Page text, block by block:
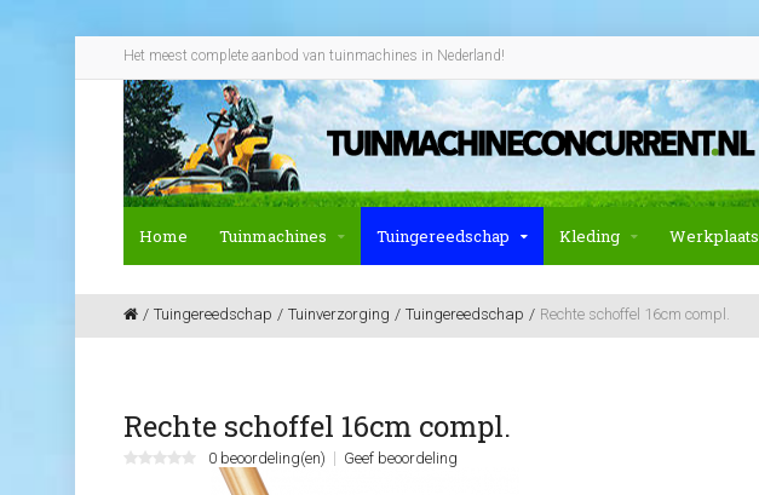
Het meest complete aanbod van tuinmachines in Nederland!
Home Tuinmachines Tuingereedschap Kleding Werkplaats
Tuingereedschap Tuinverzorging Tuingereedschap Rechte schoffel 16cm compl.
Rechte schoffel 16cm compl.
0 beoordeling(en) Geef beoordeling